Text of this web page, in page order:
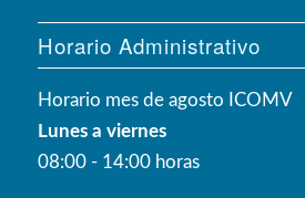
Horario Administrativo
Horario mes de agosto ICOMV
Lunes a viernes
08:00 - 14:00 horas